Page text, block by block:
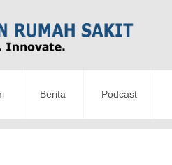
Berita Podcast